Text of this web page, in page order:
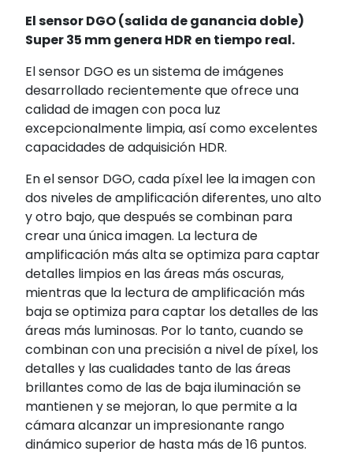
El sensor DGO (salida de ganancia doble)
Super 35 mm genera HDR en tiempo real.
El sensor DGO es un sistema de imágenes
desarrollado recientemente que ofrece una
calidad de imagen con poca luz
excepcionalmente limpia, así como excelentes
capacidades de adquisición HDR.
En el sensor DGO, cada píxel lee la imagen con
dos niveles de amplificación diferentes, uno alto
y otro bajo, que después se combinan para
crear una única imagen. La lectura de
amplificación más alta se optimiza para captar
detalles limpios en las áreas más oscuras,
mientras que la lectura de amplificación más
baja se optimiza para captar los detalles de las
áreas más luminosas. Por lo tanto, cuando se
combinan con una precisión a nivel de píxel, los
detalles y las cualidades tanto de las áreas
brillantes como de las de baja iluminación se
mantienen y se mejoran, lo que permite a la
cámara alcanzar un impresionante rango
dinámico superior de hasta más de 16 puntos.